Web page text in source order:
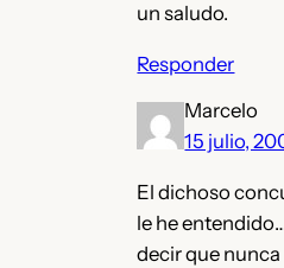
un saludo.
Responder
Marcelo
15 julio,
El dichoso
le he
decir que nunca